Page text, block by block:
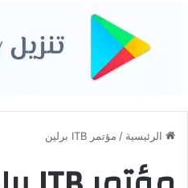
الرئيسية / مؤتمر ITB برلين